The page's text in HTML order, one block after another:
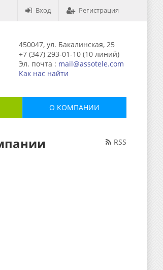
Вход Регистрация
450047, ул. Бакалинская, 25
+7 (347) 293-01-10 (10 линий)
Эл. почта : mail@assotele.com
Как нас найти
О КОМПАНИИ
RSS